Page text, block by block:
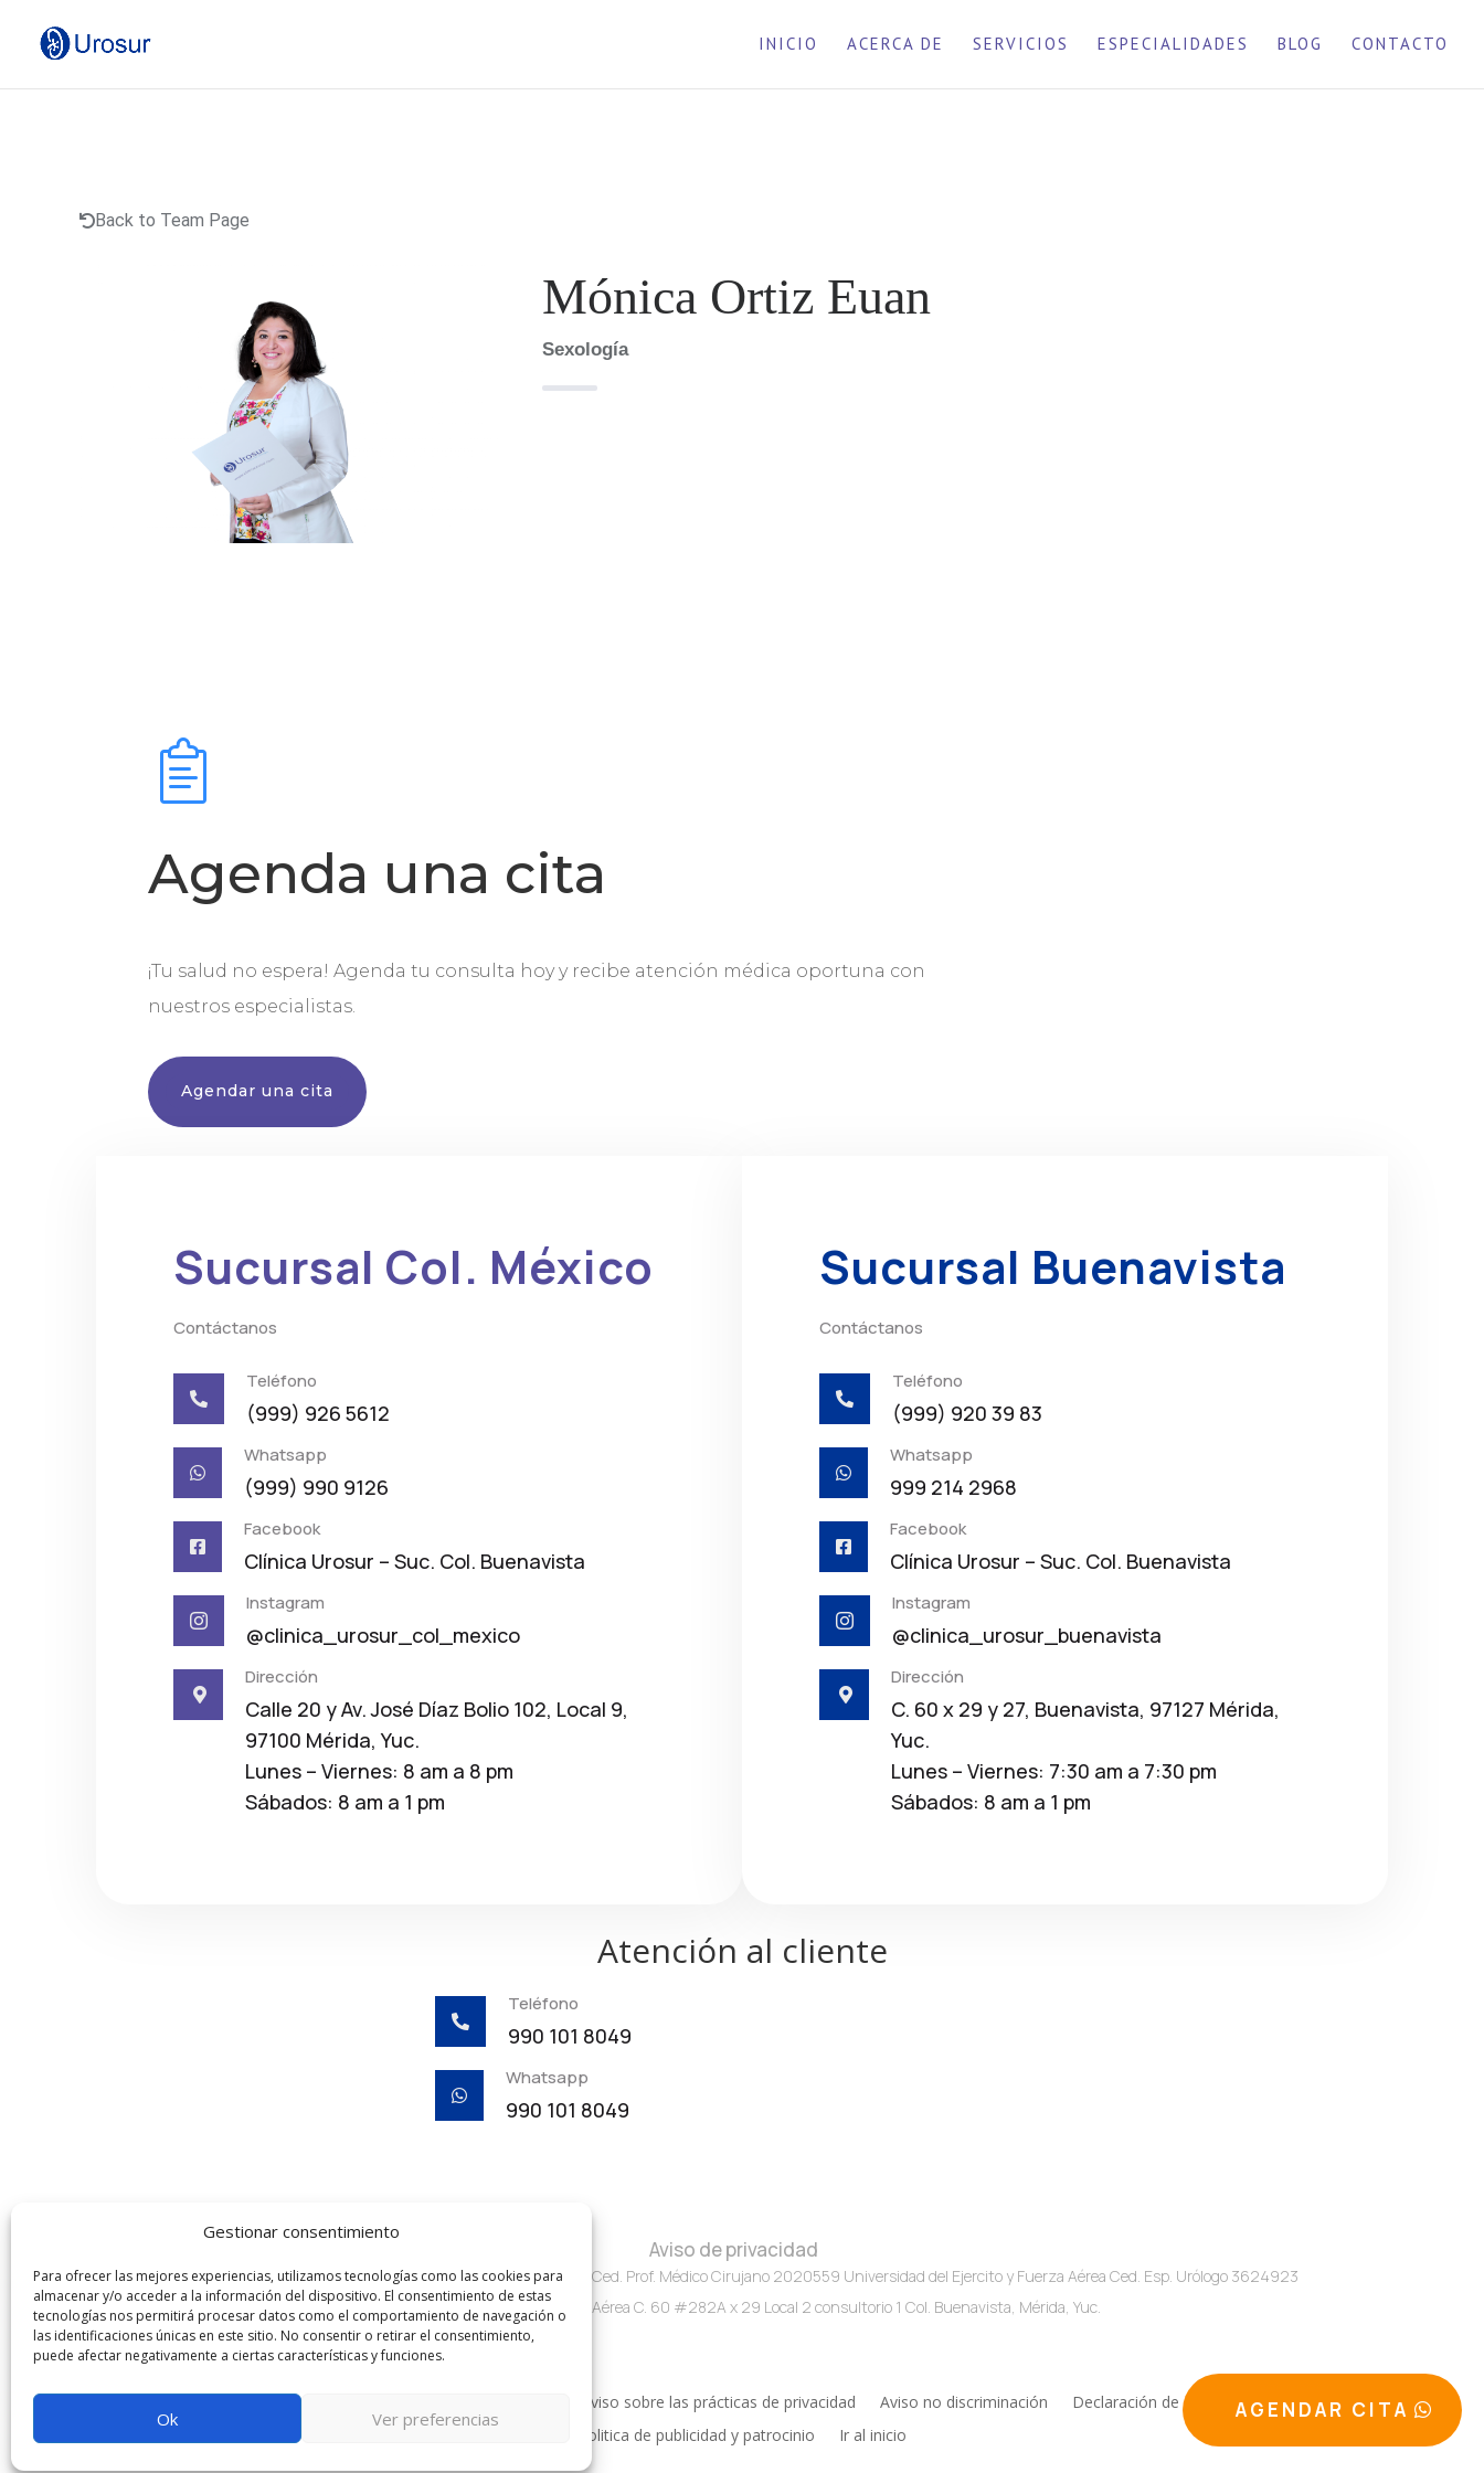
Gestionar consentimiento
Para ofrecer las mejores experiencias, utilizamos tecnologías como las cookies para
almacenar y/o acceder a la información del dispositivo. El consentimiento de estas
tecnologías nos permitirá procesar datos como el comportamiento de navegación o
las identificaciones únicas en este sitio. No consentir o retirar el consentimiento,
puede afectar negativamente a ciertas características y funciones.
Ok Ver preferencias
INICIO ACERCA DE SERVICIOS ESPECIALIDADES BLOG CONTACTO
Back to Team Page
Mónica Ortiz Euan
Sexología
Agenda una cita
¡Tu salud no espera! Agenda tu consulta hoy y recibe atención médica oportuna con
nuestros especialistas.
Agendar una cita
Sucursal Col. México
Contáctanos

Teléfono
(999) 926 5612

Whatsapp
(999) 990 9126

Facebook
Clínica Urosur – Suc. Col. Buenavista

Instagram
@clinica_urosur_col_mexico

Dirección
Calle 20 y Av. José Díaz Bolio 102, Local 9,
97100 Mérida, Yuc.
Lunes – Viernes: 8 am a 8 pm
Sábados: 8 am a 1 pm
Sucursal Buenavista
Contáctanos

Teléfono
(999) 920 39 83

Whatsapp
999 214 2968

Facebook
Clínica Urosur – Suc. Col. Buenavista

Instagram
@clinica_urosur_buenavista

Dirección
C. 60 x 29 y 27, Buenavista, 97127 Mérida,
Yuc.
Lunes – Viernes: 7:30 am a 7:30 pm
Sábados: 8 am a 1 pm
Atención al cliente

Teléfono
990 101 8049

Whatsapp
990 101 8049
Aviso de privacidad
José Rubén Hernández Melo COFEPRIS 2431012002A00363 Ced. Prof. Médico Cirujano 2020559 Universidad del Ejercito y Fuerza Aérea Ced. Esp. Urólogo 3624923
Universidad del Ejercito y Fuerza Aérea C. 60 #282A x 29 Local 2 consultorio 1 Col. Buenavista, Mérida, Yuc.
AGENDAR CITA
Términos y condiciones Aviso sobre las prácticas de privacidad Aviso no discriminación
Declaración de accesibilidad
Politica de publicidad y patrocinio
Ir al inicio